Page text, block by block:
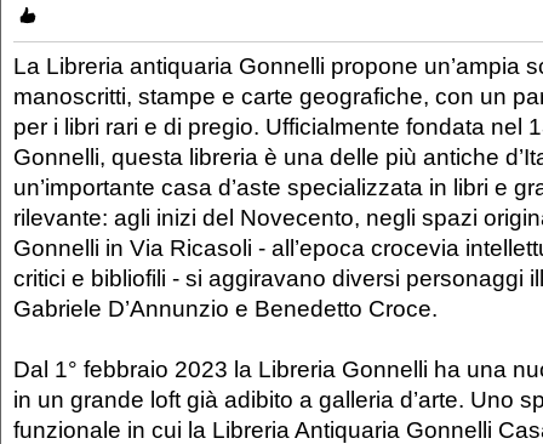
La Libreria antiquaria Gonnelli propone un’ampia
manoscritti, stampe e carte geografiche, con un
per i libri rari e di pregio. Ufficialmente fondata nel
Gonnelli, questa libreria è una delle più antiche
un’importante casa d’aste specializzata in libri e
rilevante: agli inizi del Novecento, negli spazi
Gonnelli in Via Ricasoli - all’epoca crocevia
critici e bibliofili - si aggiravano diversi personaggi
Gabriele D’Annunzio e Benedetto Croce.
Dal 1° febbraio 2023 la Libreria Gonnelli ha una
in un grande loft già adibito a galleria d’arte. Uno
funzionale in cui la Libreria Antiquaria Gonnelli